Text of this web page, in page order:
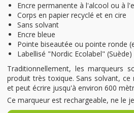
Encre permanente à l'alcool ou à
Corps en papier recyclé et en cire
Sans solvant
Encre bleue
Pointe biseautée ou pointe ronde
Labellisé "Nordic Ecolabel" (Suède)
Traditionnellement, les marqueurs
produit très toxique. Sans solvant,
et peut écrire jusqu'à environ 600
Ce marqueur est rechargeable, ne le